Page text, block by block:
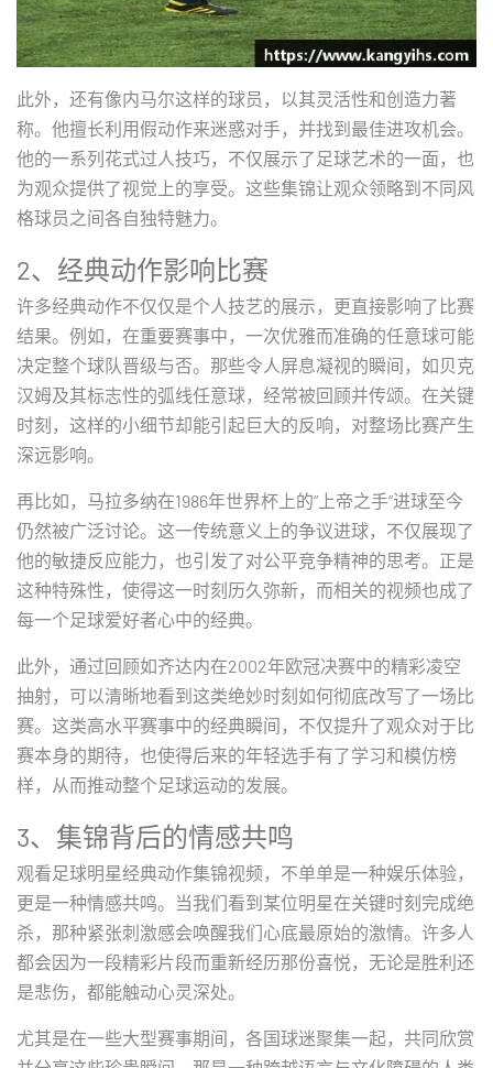
此外，还有像内马尔这样的球员，以其灵活性和创造力著
称。他擅长利用假动作来迷惑对手，并找到最佳进攻机会。
他的一系列花式过人技巧，不仅展示了足球艺术的一面，也
为观众提供了视觉上的享受。这些集锦让观众领略到不同风
格球员之间各自独特魅力。
2、经典动作影响比赛
许多经典动作不仅仅是个人技艺的展示，更直接影响了比赛
结果。例如，在重要赛事中，一次优雅而准确的任意球可能
决定整个球队晋级与否。那些令人屏息凝视的瞬间，如贝克
汉姆及其标志性的弧线任意球，经常被回顾并传颂。在关键
时刻，这样的小细节却能引起巨大的反响，对整场比赛产生
深远影响。
再比如，马拉多纳在1986年世界杯上的“上帝之手”进球至今
仍然被广泛讨论。这一传统意义上的争议进球，不仅展现了
他的敏捷反应能力，也引发了对公平竞争精神的思考。正是
这种特殊性，使得这一时刻历久弥新，而相关的视频也成了
每一个足球爱好者心中的经典。
此外，通过回顾如齐达内在2002年欧冠决赛中的精彩凌空
抽射，可以清晰地看到这类绝妙时刻如何彻底改写了一场比
赛。这类高水平赛事中的经典瞬间，不仅提升了观众对于比
赛本身的期待，也使得后来的年轻选手有了学习和模仿榜
样，从而推动整个足球运动的发展。
3、集锦背后的情感共鸣
观看足球明星经典动作集锦视频，不单单是一种娱乐体验，
更是一种情感共鸣。当我们看到某位明星在关键时刻完成绝
杀，那种紧张刺激感会唤醒我们心底最原始的激情。许多人
都会因为一段精彩片段而重新经历那份喜悦，无论是胜利还
是悲伤，都能触动心灵深处。
尤其是在一些大型赛事期间，各国球迷聚集一起，共同欣赏